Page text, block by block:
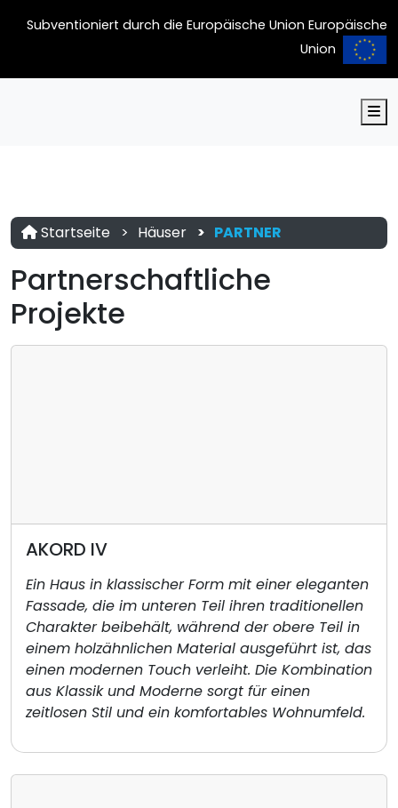
Subventioniert durch die Europäische Union Europäische
Union
Startseite Häuser PARTNER
Partnerschaftliche
Projekte
AKORD IV
Ein Haus in klassischer Form mit einer eleganten
Fassade, die im unteren Teil ihren traditionellen
Charakter beibehält, während der obere Teil in
einem holzähnlichen Material ausgeführt ist, das
einen modernen Touch verleiht. Die Kombination
aus Klassik und Moderne sorgt für einen
zeitlosen Stil und ein komfortables Wohnumfeld.